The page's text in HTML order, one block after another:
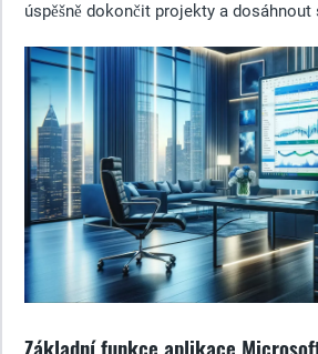
úspěšně dokončit projekty a
Základní funkce aplikace